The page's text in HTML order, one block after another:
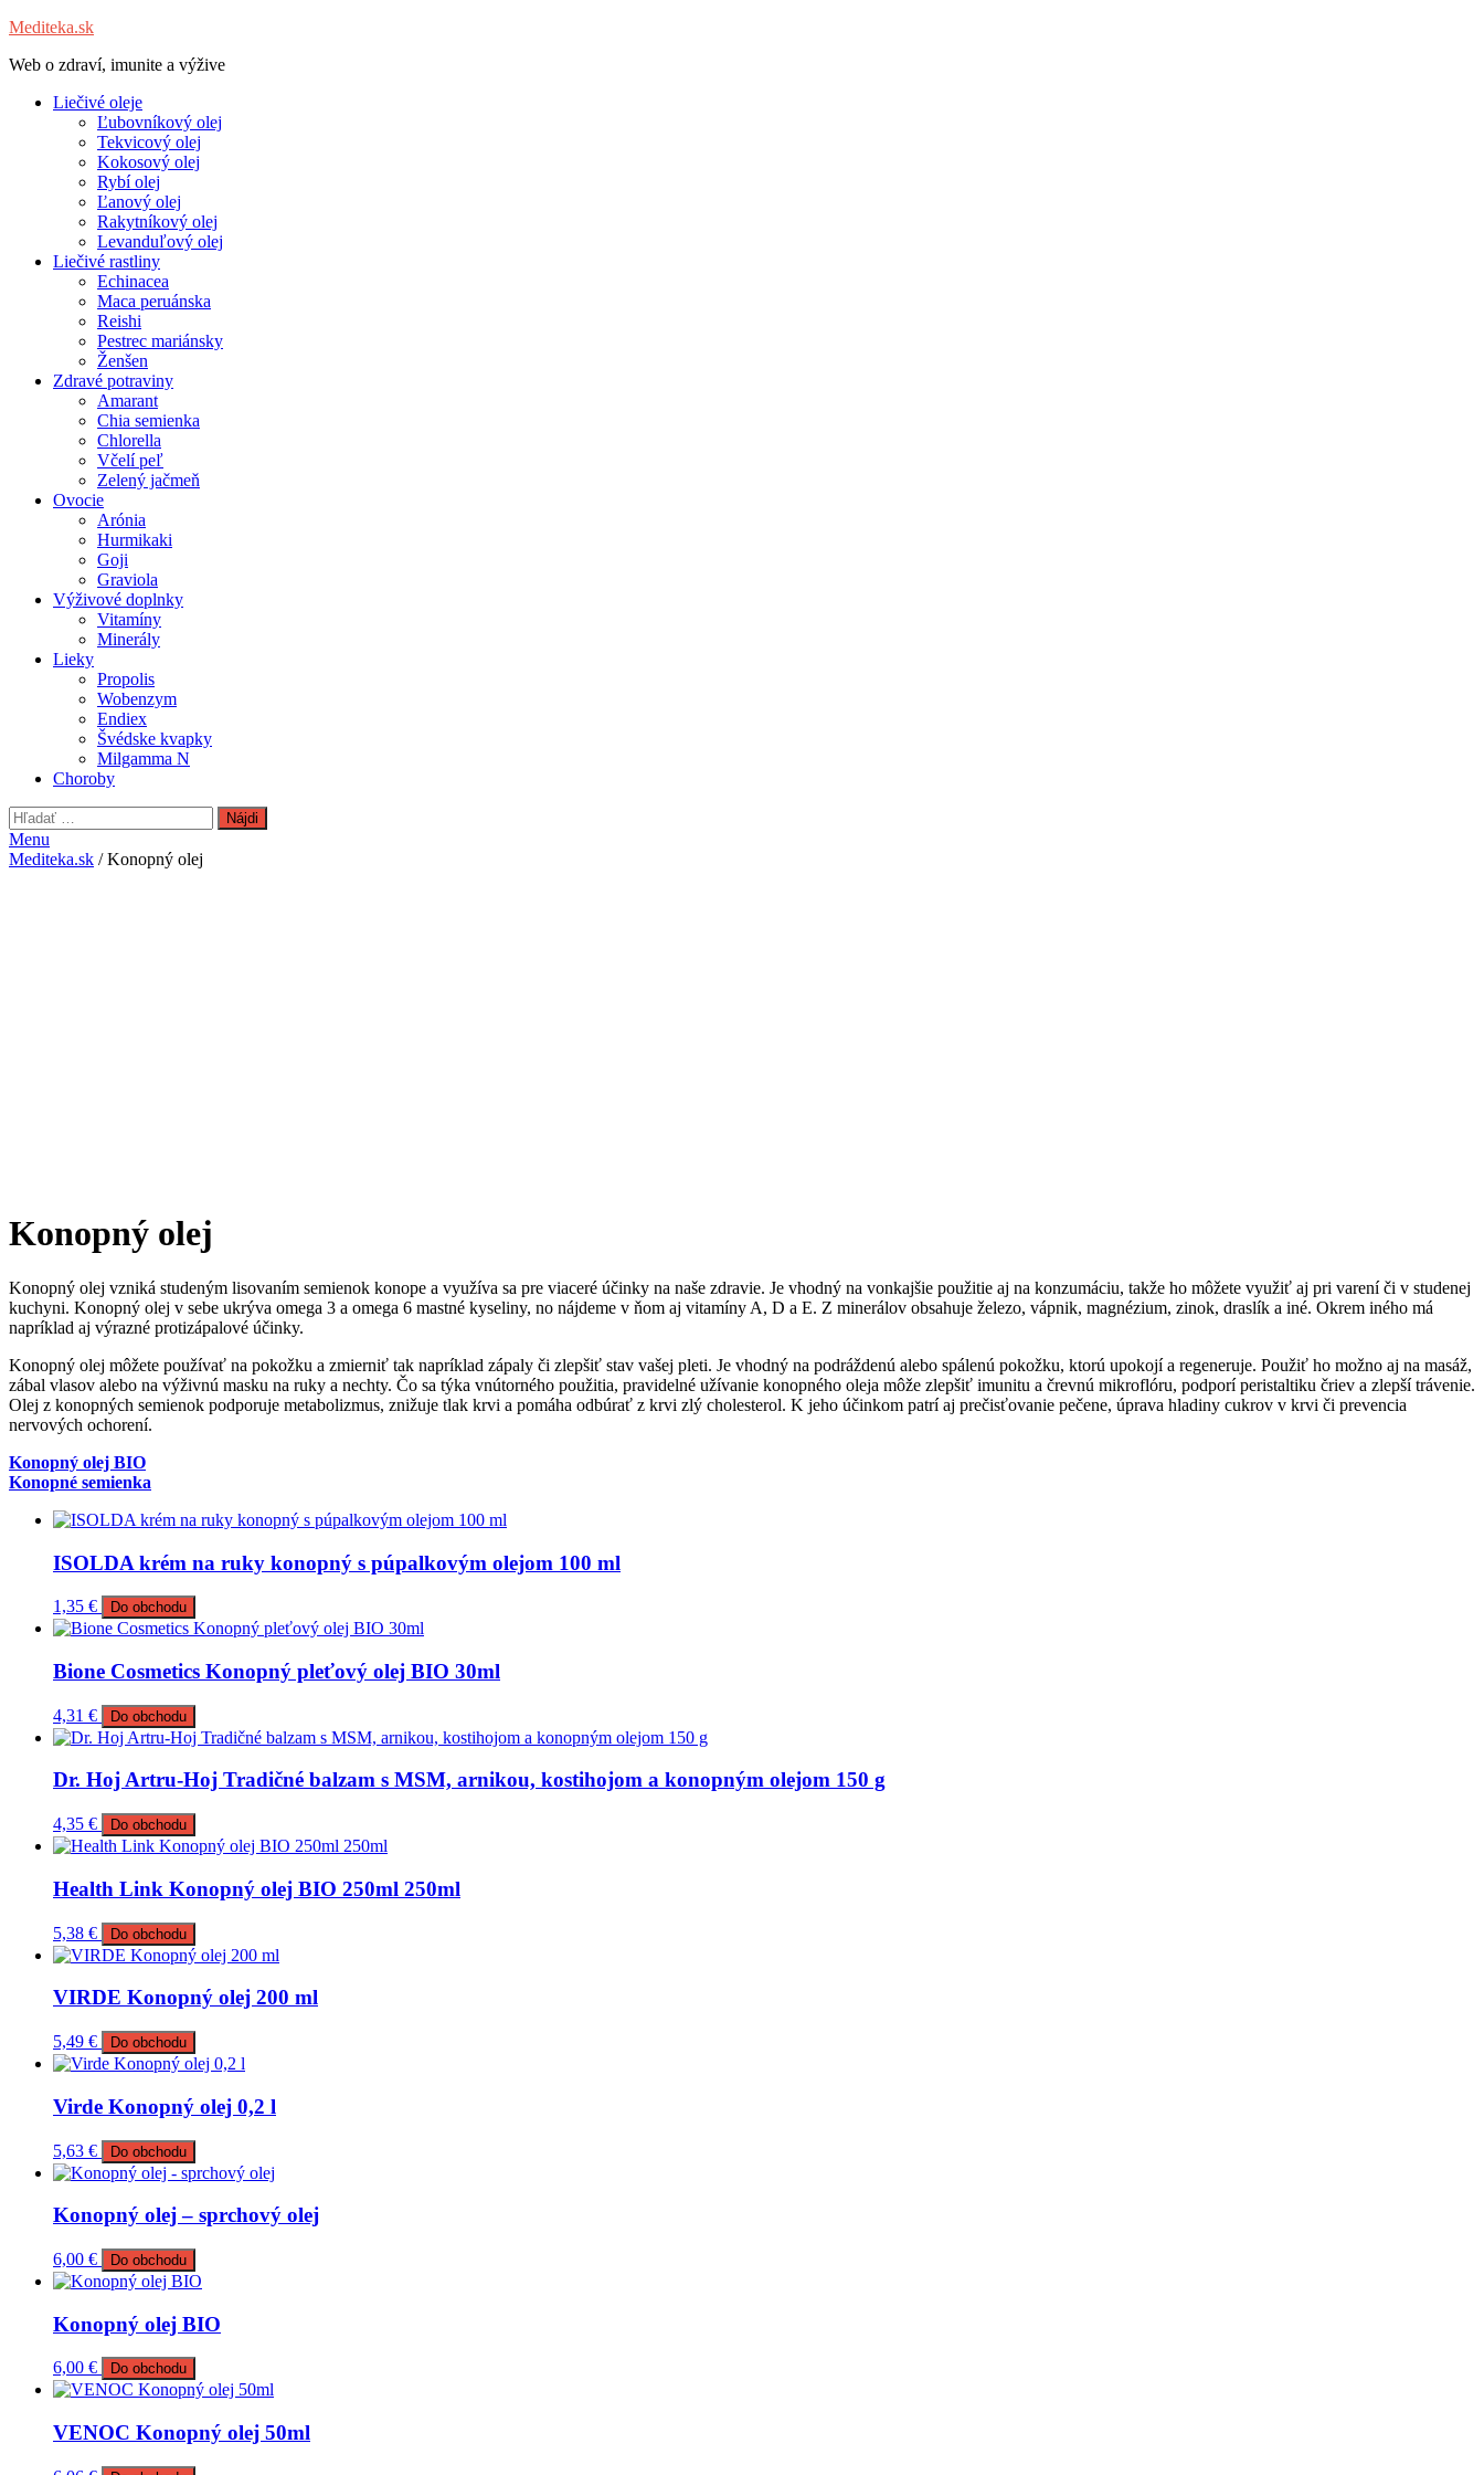
Mediteka.sk
Web o zdraví, imunite a výžive
Liečivé oleje
Ľubovníkový olej
Tekvicový olej
Kokosový olej
Rybí olej
Ľanový olej
Rakytníkový olej
Levanduľový olej
Liečivé rastliny
Echinacea
Maca peruánska
Reishi
Pestrec mariánsky
Ženšen
Zdravé potraviny
Amarant
Chia semienka
Chlorella
Včelí peľ
Zelený jačmeň
Ovocie
Arónia
Hurmikaki
Goji
Graviola
Výživové doplnky
Vitamíny
Minerály
Lieky
Propolis
Wobenzym
Endiex
Švédske kvapky
Milgamma N
Choroby
Hľadať:
Menu
Mediteka.sk / Konopný olej
Konopný olej
Konopný olej vzniká studeným lisovaním semienok konope a využíva sa pre viaceré účinky na naše zdravie. Je vhodný na vonkajšie použitie aj na konzumáciu, takže ho môžete využiť aj pri varení či v studenej
kuchyni. Konopný olej v sebe ukrýva omega 3 a omega 6 mastné kyseliny, no nájdeme v ňom aj vitamíny A, D a E. Z minerálov obsahuje železo, vápnik, magnézium, zinok, draslík a iné. Okrem iného má
napríklad aj výrazné protizápalové účinky.
Konopný olej môžete používať na pokožku a zmierniť tak napríklad zápaly či zlepšiť stav vašej pleti. Je vhodný na podráždenú alebo spálenú pokožku, ktorú upokojí a regeneruje. Použiť ho možno aj na masáž,
zábal vlasov alebo na výživnú masku na ruky a nechty. Čo sa týka vnútorného použitia, pravidelné užívanie konopného oleja môže zlepšiť imunitu a črevnú mikroflóru, podporí peristaltiku čriev a zlepší trávenie.
Olej z konopných semienok podporuje metabolizmus, znižuje tlak krvi a pomáha odbúrať z krvi zlý cholesterol. K jeho účinkom patrí aj prečisťovanie pečene, úprava hladiny cukrov v krvi či prevencia
nervových ochorení.
Konopný olej BIO
Konopné semienka
ISOLDA krém na ruky konopný s púpalkovým olejom 100 ml
1,35 € Do obchodu
Bione Cosmetics Konopný pleťový olej BIO 30ml
4,31 € Do obchodu
Dr. Hoj Artru-Hoj Tradičné balzam s MSM, arnikou, kostihojom a konopným olejom 150 g
4,35 € Do obchodu
Health Link Konopný olej BIO 250ml 250ml
5,38 € Do obchodu
VIRDE Konopný olej 200 ml
5,49 € Do obchodu
Virde Konopný olej 0,2 l
5,63 € Do obchodu
Konopný olej – sprchový olej
6,00 € Do obchodu
Konopný olej BIO
6,00 € Do obchodu
VENOC Konopný olej 50ml